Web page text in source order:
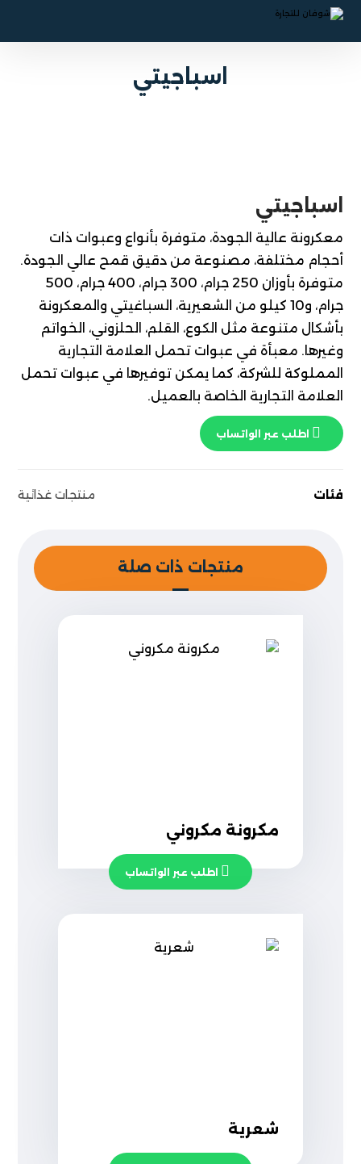
اسباجيتي
اسباجيتي
معكرونة عالية الجودة، متوفرة بأنواع وعبوات ذات
أحجام مختلفة، مصنوعة من دقيق قمح عالي الجودة.
متوفرة بأوزان 250 جرام، 300 جرام، 400 جرام، 500
جرام، و10 كيلو من الشعيرية، السباغيتي والمعكرونة
بأشكال متنوعة مثل الكوع، القلم، الحلزوني، الخواتم
وغيرها. معبأة في عبوات تحمل العلامة التجارية
المملوكة للشركة، كما يمكن توفيرها في عبوات تحمل
العلامة التجارية الخاصة بالعميل.
اطلب عبر الواتساب
فئات منتجات غذائية
منتجات ذات صلة
مكرونة مكروني
اطلب عبر الواتساب
شعرية